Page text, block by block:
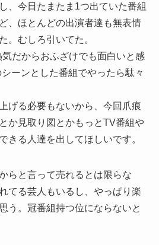
、今日たまたま1つ出ていた番組
、ほとんどの出演者達も無表情
。むしろ引いてた。
だからおふざけでも面白いと感
ーンとした番組でやったら駄々
げる必要もないから、今回爪痕
か見取り図とかもっとTV番組や
きる人達を出してほしいです。
らと言って売れるとは限らな
てる芸人もいるし、やっぱり楽
う。冠番組持つ位にならないと